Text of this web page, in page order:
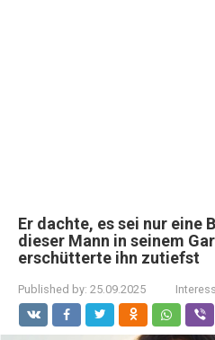
Er dachte, es sei nur eine
dieser Mann in seinem
erschütterte ihn zutiefst
Published by: 25.09.2025